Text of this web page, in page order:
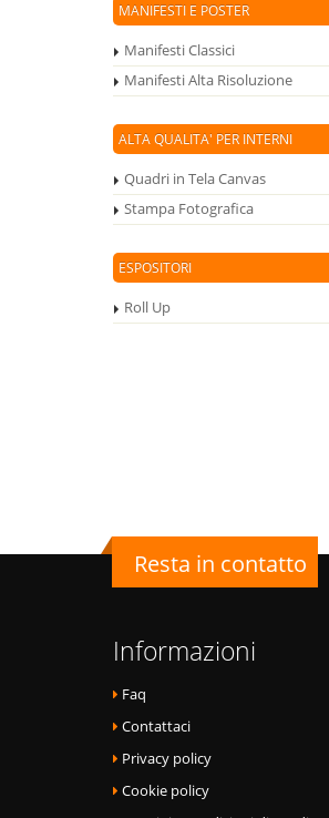
MANIFESTI E POSTER
Manifesti Classici
Manifesti Alta Risoluzione
ALTA QUALITA' PER INTERNI
Quadri in Tela Canvas
Stampa Fotografica
ESPOSITORI
Roll Up
Resta in contatto
Informazioni
Faq
Contattaci
Privacy policy
Cookie policy